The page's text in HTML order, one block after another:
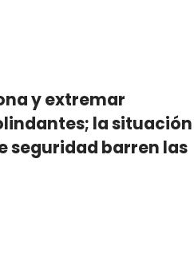
y extremar
la situación
seguridad barren las